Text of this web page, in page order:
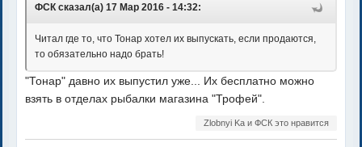
ФСК сказал(а) 17 Мар 2016 - 14:32:
Читал где то, что Тонар хотел их выпускать, если продаются,
то обязательно надо брать!
"Тонар" давно их выпустил уже... Их бесплатно можно
взять в отделах рыбалки магазина "Трофей".
Zlobnyi Ka и ФСК это нравится